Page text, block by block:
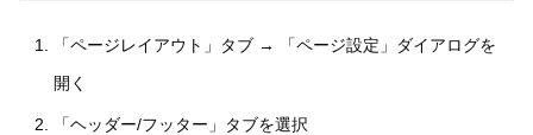
「ページレイアウト」タブ → 「ページ設定」ダイアログを
開く
「ヘッダー/フッター」タブを選択